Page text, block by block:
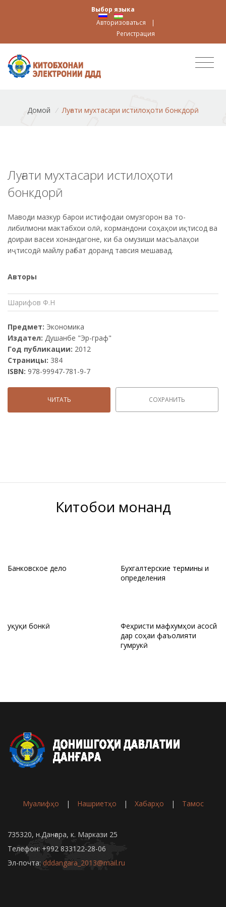
Выбор языка
Авторизоваться
|
Регистрация
Домой / Луғати мухтасари истилоҳоти бонкдорӣ
Луғати мухтасари истилоҳоти
бонкдорӣ
Маводи мазкур барои истифодаи омузгорон ва то-
либилмони мактабхои олӣ, кормандони соҳаҳои иқтисод ва
доираи васеи хонандагоне, ки ба омузиши масъалаҳои
иҷтисодӣ майлу рағбат доранд тавсия мешавад.
Авторы
Шарифов Ф.Н
Предмет: Экономика
Издател: Душанбе "Эр-граф"
Год публикации: 2012
Страницы: 384
ISBN: 978-99947-781-9-7
ЧИТАТЬ СОХРАНИТЬ
Китобҳои монанд
Банковское дело
Бухгалтерские термины и
определения
Ҳуқуқи бонкӣ
Феҳристи мафхумҳои асосй
дар соҳаи фаъолияти
гумрукӣ
Муалифҳо | Нашриетҳо | Хабарҳо | Тамос
735320, н.Данғара, к. Маркази 25
Телефон: +992 833122-28-06
Эл-почта:dddangara_2013@mail.ru